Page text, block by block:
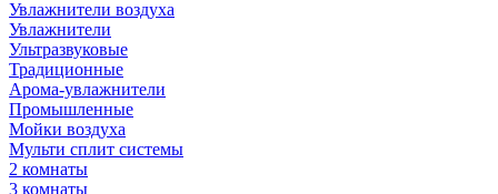
Увлажнители воздуха
Увлажнители
Ультразвуковые
Традиционные
Арома-увлажнители
Промышленные
Мойки воздуха
Мульти сплит системы
2 комнаты
3 комнаты